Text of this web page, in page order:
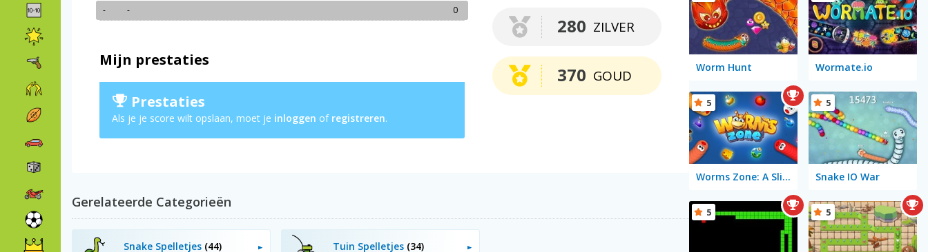
- - 0
Mijn prestaties
Prestaties
Als je je score wilt opslaan, moet je inloggen of registreren.
ZILVER
280
GOUD
370
Gerelateerde Categorieën
Snake Spelletjes (44) Tuin Spelletjes (34)
Worm Hunt Wormate.io
Worms Zone: A Slithery Snake
5
Snake IO War
5
5 5